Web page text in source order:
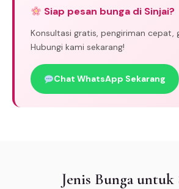
Siap pesan bunga di Sinjai?
Konsultasi gratis, pengiriman cepat,
Hubungi kami sekarang!
Chat WhatsApp Sekarang
Jenis Bunga